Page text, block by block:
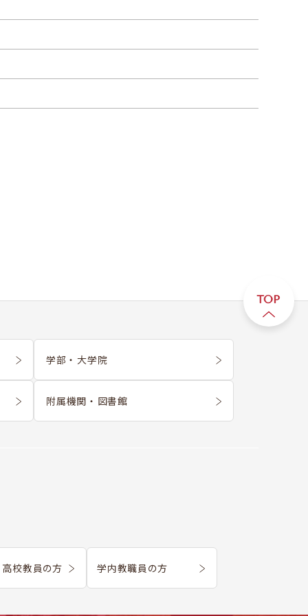
学部 ・ 大学院
附属機関 ・ 図書館
高校教員の方 学内教職員の方